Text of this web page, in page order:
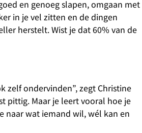
en genoeg slapen, omgaan met
in je vel zitten en de dingen
herstelt. Wist je dat 60% van de
zelf ondervinden”, zegt Christine
pittig. Maar je leert vooral hoe je
naar wat iemand wil, wél kan en